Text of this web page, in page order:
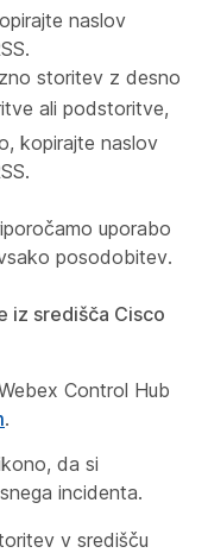
naslov
storitev z desno
ali podstoritve,
kopirajte naslov
uporabo
posodobitev.
iz središča Cisco
Control Hub
.
da si
incidenta.
v središču